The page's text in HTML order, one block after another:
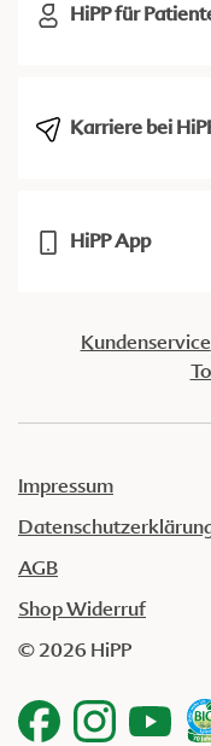
HiPP für
Karriere bei
HiPP App
Kundenservice
Impressum
AGB
Shop Widerruf
© 2026 HiPP